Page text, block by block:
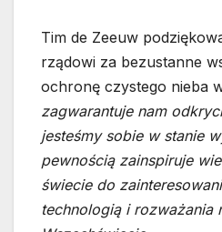
Tim de Zeeuw
rządowi za bezustanne
ochronę czystego nieba
zagwarantuje nam
jesteśmy sobie w stanie
pewnością zainspiruje
świecie do
technologią i rozważania